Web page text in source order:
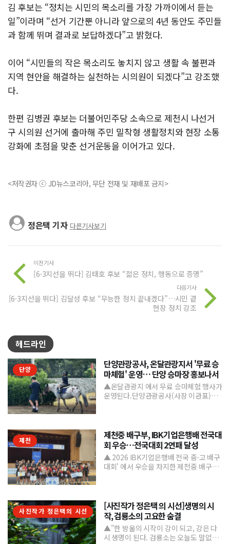
김 후보는 “정치는 시민의 목소리를 가장 가까이에서 듣는
일”이라며 “선거 기간뿐 아니라 앞으로의 4년 동안도 주민들
과 함께 뛰며 결과로 보답하겠다”고 밝혔다.
이어 “시민들의 작은 목소리도 놓치지 않고 생활 속 불편과
지역 현안을 해결하는 실천하는 시의원이 되겠다”고 강조했
다.
한편 김병권 후보는 더불어민주당 소속으로 제천시 나선거
구 시의원 선거에 출마해 주민 밀착형 생활정치와 현장 소통
강화에 초점을 맞춘 선거운동을 이어가고 있다.
<저작권자 ⓒ JD뉴스코리아, 무단 전재 및 재배포 금지>
정은택 기자 다른기사보기
이전기사
[6·3지선을 뛰다] 김태호 후보 “젊은 정치, 행동으로 증명”
다음기사
[6·3지선을 뛰다] 김달성 후보 “무능한 정치 끝내겠다”…시민 곁
현장 정치 강조
헤드라인
단양
단양관광공사, 온달관광지서 '무료 승
마체험' 운영… 단양 승마장 홍보나서
▲온달관광지 에서 무료 승마체험 행사가
운영된다.단양관광공사(사장 이관표)가
제천
제천중 배구부, IBK기업은행배 전국대
회 우승…전국대회 2연패 달성
▲ 2026 IBK기업은행배 전국 중·고 배구
대회' 에서 우승을 차지한 제천중 배구부.
사진작가 정은택의 시선
[사진작가 정은택 의 시선]생명의 시
작, 검룡소의 고요한 숨결
▲"한 방울의 시작이 강이 되고, 강은 다
시 생명이 된다. 검룡소는 오늘도 말없이